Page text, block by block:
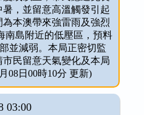
，並留意高溫觸發引起
本澳帶來強雷雨及強烈
南島附近的低壓區，預料
並減弱。本局正密切監
民留意天氣變化及本局
08日00時10分 更新)
03:00